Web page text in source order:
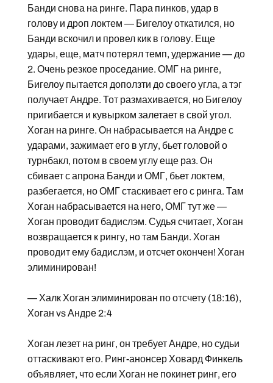
Банди снова на ринге. Пара пинков, удар в
голову и дроп локтем — Бигелоу откатился, но
Банди вскочил и провел кик в голову. Еще
удары, еще, матч потерял темп, удержание — до
2. Очень резкое проседание. ОМГ на ринге,
Бигелоу пытается доползти до своего угла, а тэг
получает Андре. Тот размахивается, но Бигелоу
пригибается и кувырком залетает в свой угол.
Хоган на ринге. Он набрасывается на Андре с
ударами, зажимает его в углу, бьет головой о
турнбакл, потом в своем углу еще раз. Он
сбивает с апрона Банди и ОМГ, бьет локтем,
разбегается, но ОМГ стаскивает его с ринга. Там
Хоган набрасывается на него, ОМГ тут же —
Хоган проводит бадислэм. Судья считает, Хоган
возвращается к рингу, но там Банди. Хоган
проводит ему бадислэм, и отсчет окончен! Хоган
элиминирован!
— Халк Хоган элиминирован по отсчету (18:16),
Хоган vs Андре 2:4
Хоган лезет на ринг, он требует Андре, но судьи
оттаскивают его. Ринг-анонсер Ховард Финкель
объявляет, что если Хоган не покинет ринг, его